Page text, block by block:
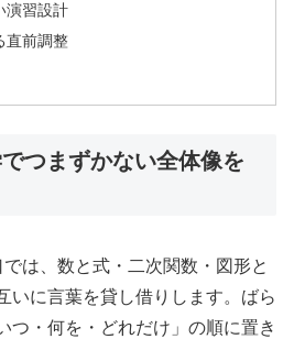
演習設計
直前調整
つまずかない全体像を
は、数と式・二次関数・図形と
いに言葉を貸し借りします。ばら
つ・何を・どれだけ」の順に置き